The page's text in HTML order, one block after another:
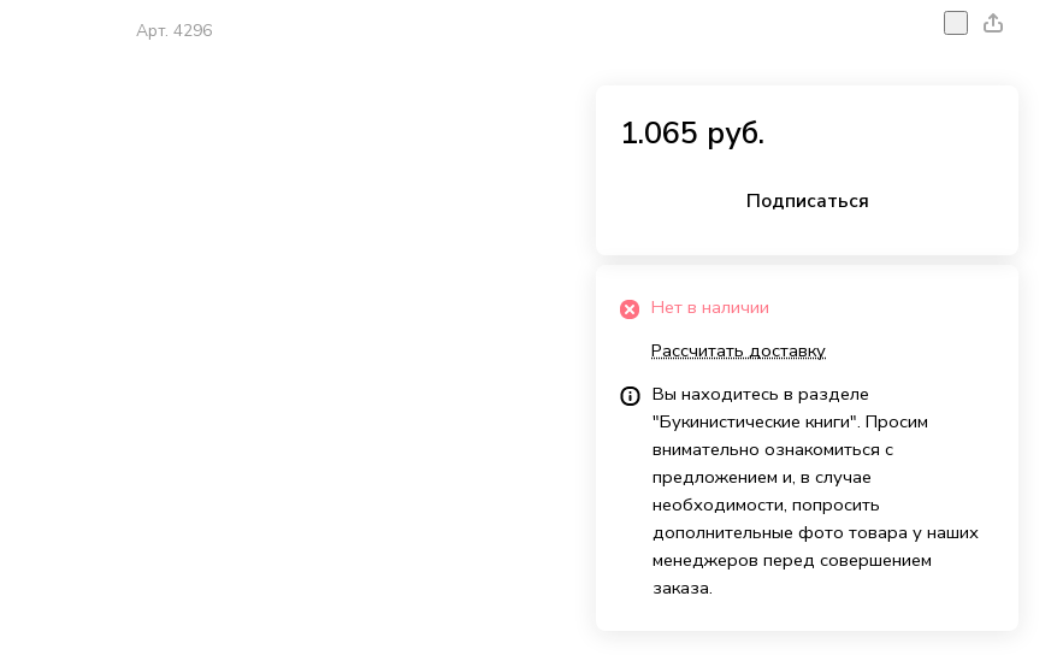
Арт. 4296
1.065 руб.
Подписаться
Нет в наличии
Рассчитать доставку
Вы находитесь в разделе
"Букинистические книги". Просим
внимательно ознакомиться с
предложением и, в случае
необходимости, попросить
дополнительные фото товара у наших
менеджеров перед совершением
заказа.